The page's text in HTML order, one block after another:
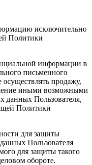
исключительно
Политики
информации в
письменного
осуществлять продажу,
иными возможными
данных Пользователя,
Политики
для защиты
Пользователя
для защиты такого
обороте.